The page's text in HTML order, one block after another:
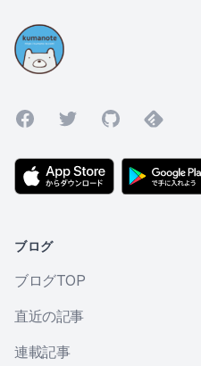
FacebookTwitterGitHubFeedly
ブログ
ブログTOP
直近の記事
連載記事